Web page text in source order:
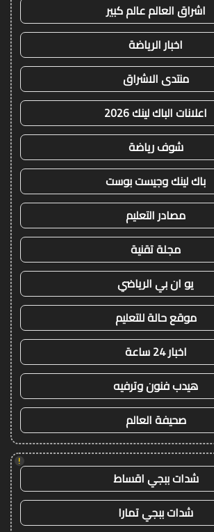
اشراق العالم عالم كبير
اخبار الرياضة
منتدى الاشراق
اعلانات الباك لينك 2026
شوف رياضة
باك لينك وجيست بوست
مصادر التعليم
مجلة تقنية
يو ان بي الرياضي
موقع حالة للتعليم
اخبار 24 ساعة
هيدب فنون وترفيه
صحيفة العالم
!
شدات ببجي اقساط
شدات ببجي تمارا